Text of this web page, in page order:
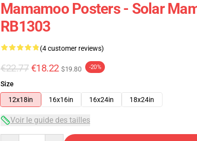
Mamamoo Posters - Solar
RB1303
(4 customer reviews)
€22.77 €18.22 $19.80 -20%
Size
12x18in
16x16in 16x24in 18x24in
Voir le guide des tailles